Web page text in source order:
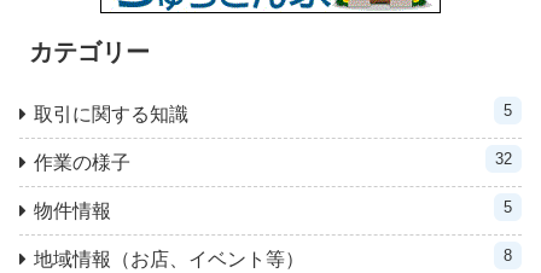
カテゴリー
取引に関する知識 5
作業の様子 32
物件情報 5
地域情報（お店、イベント等） 8